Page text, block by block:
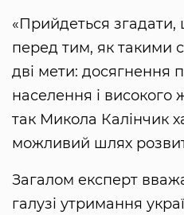
«Прийдеться згадати,
перед тим, як такими
дві мети: досягнення
населення і високого
так Микола Калінчик
можливий шлях
Загалом експерт
галузі утримання